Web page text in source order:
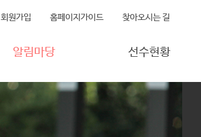
알림마당
연맹소식
공지사항
선수현황
등록선수현황
국가대표현황
회원가입 홈페이지가이드 찾아오시는 길